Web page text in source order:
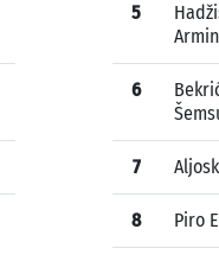
5
Armin
6
7
8 Piro